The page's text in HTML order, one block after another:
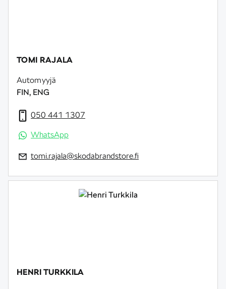
TOMI RAJALA
Automyyjä
FIN, ENG
050 441 1307
WhatsApp
tomi.rajala@skodabrandstore.fi
HENRI TURKKILA